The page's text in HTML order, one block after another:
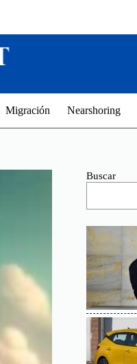
Migración Nearshoring
Buscar